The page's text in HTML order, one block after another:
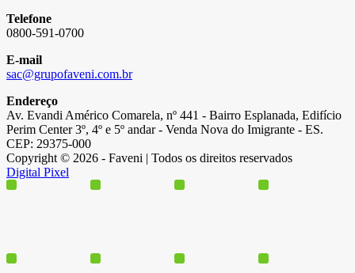
Telefone
0800-591-0700
E-mail
sac@grupofaveni.com.br
Endereço
Av. Evandi Américo Comarela, nº 441 - Bairro Esplanada, Edifício
Perim Center 3º, 4º e 5º andar - Venda Nova do Imigrante - ES.
CEP: 29375-000
Copyright © 2026 - Faveni | Todos os direitos reservados
Digital Pixel